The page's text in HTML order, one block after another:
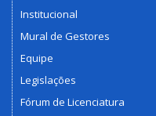
Institucional
Mural de Gestores
Equipe
Legislações
Fórum de Licenciatura